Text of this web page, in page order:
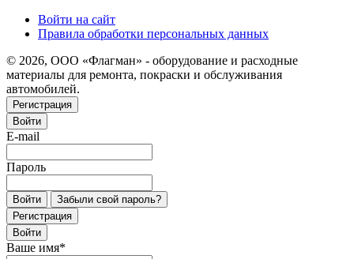
Войти на сайт
Правила обработки персональных данных
© 2026, ООО «Флагман» - оборудование и расходные
материалы для ремонта, покраски и обслуживания
автомобилей.
Регистрация
Войти
E-mail
Пароль
Войти
Забыли свой пароль?
Регистрация
Войти
Ваше имя*